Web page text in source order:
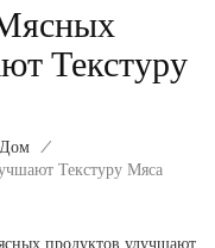
Текстуру
Дом
/
Текстуру Мяса
продуктов улучшают